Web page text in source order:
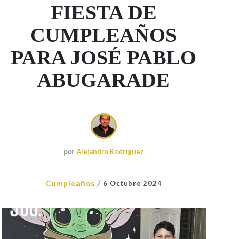
FIESTA DE
CUMPLEAÑOS
PARA JOSÉ PABLO
ABUGARADE
por Alejandro Rodríguez
Cumpleaños / 6 Octubre 2024